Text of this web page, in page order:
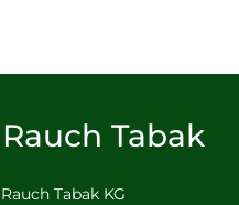
Rauch Tabak
Rauch Tabak KG